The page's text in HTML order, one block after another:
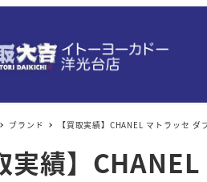
ブランド 【買取実績】CHANEL マトラッセ
実績】